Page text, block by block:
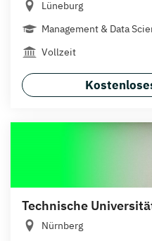
Lüneburg
Management & Data
Vollzeit
Technische
Nürnberg